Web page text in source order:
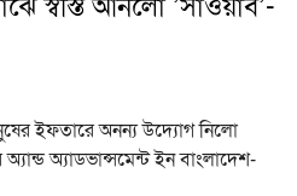
ইফতারে অনন্য উদ্যোগ নিলো
অ্যাডভান্সমেন্ট ইন বাংলাদেশ-